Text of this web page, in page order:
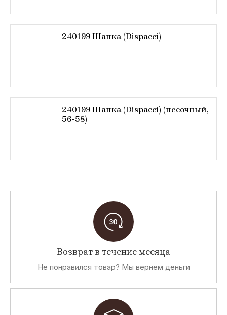
240199 Шапка (Dispacci)
240199 Шапка (Dispacci) (песочный,
56-58)
Возврат в течение месяца
Не понравился товар? Мы вернем деньги